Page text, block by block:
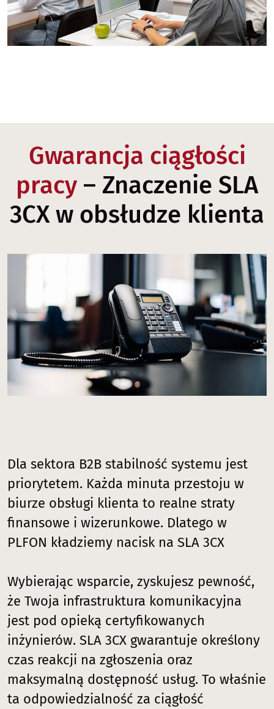
Gwarancja ciągłości
pracy – Znaczenie SLA
3CX w obsłudze klienta
Dla sektora B2B stabilność systemu jest
priorytetem. Każda minuta przestoju w
biurze obsługi klienta to realne straty
finansowe i wizerunkowe. Dlatego w
PLFON kładziemy nacisk na SLA 3CX
Wybierając wsparcie, zyskujesz pewność,
że Twoja infrastruktura komunikacyjna
jest pod opieką certyfikowanych
inżynierów. SLA 3CX gwarantuje określony
czas reakcji na zgłoszenia oraz
maksymalną dostępność usług. To właśnie
ta odpowiedzialność za ciągłość